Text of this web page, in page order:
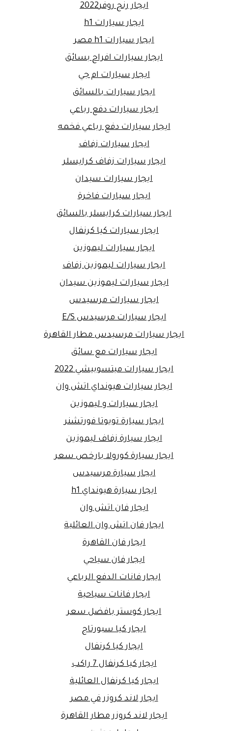
ايجار رنج روفر2022
ايجار سيارات h1
ايجار سيارات h1 مصر
ايجار سيارات افراح بسائق
ايجار سيارات ام جي
ايجار سيارات بالسائق
ايجار سيارات دفع رباعي
ايجار سيارات دفع رباعي فخمه
ايجار سيارات زفاف
ايجار سيارات زفاف كرايسلر
ايجار سيارات سيدان
ايجار سيارات فاخرة
ايجار سيارات كرايسلر بالسائق
ايجار سيارات كيا كرنفال
ايجار سيارات ليموزين
ايجار سيارات ليموزين زفاف
ايجار سيارات ليموزين سيدان
ايجار سيارات مرسيدس
ايجار سيارات مرسيدس E/S
ايجار سيارات مرسيدس مطار القاهرة
ايجار سيارات مع سائق
ايجار سيارات ميتسوبيشي 2022
ايجار سيارات هيونداي اتش وان
ايجار سيارات و ليموزين
ايجار سيارة تويوتا فورتشنر
ايجار سيارة زفاف ليموزين
ايجار سيارة كورولا بارخص سعر
ايجار سيارة مرسيدس
ايجار سيارة هيونداي h1
ايجار فان اتش وان
ايجار فان اتش وان العائلية
ايجار فان القاهرة
ايجار فان سياحي
ايجار فانات الدفع الرباعي
ايجار فانات سياحية
ايجار كوستر بافضل سعر
ايجار كيا سبورتاج
ايجار كيا كرنفال
ايجار كيا كرنفال 7 راكب
ايجار كيا كرنفال العائلية
ايجار لاند كروزر في مصر
ايجار لاند كروزر مطار القاهرة